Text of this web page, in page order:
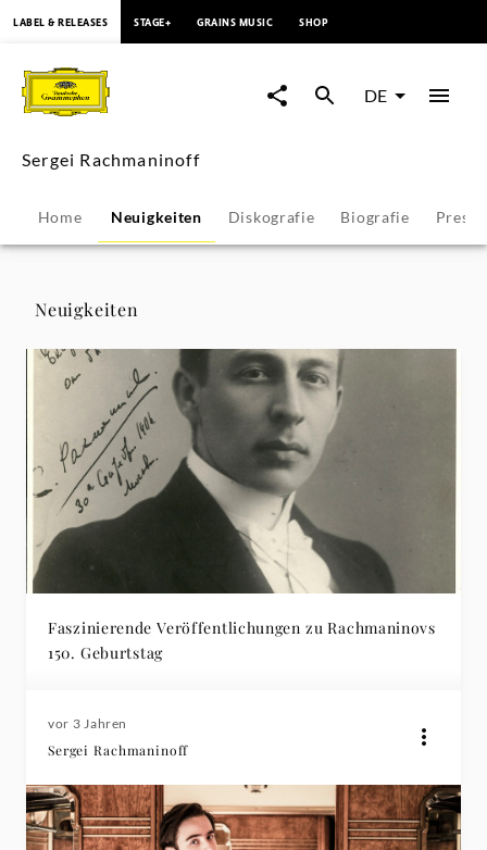
Rachmaninoff
Neuigkeiten
|
Deutsche
Grammophon
LABEL & RELEASES STAGE+ GRAINS MUSIC SHOP
DE
Sergei Rachmaninoff
Home Neuigkeiten Diskografie Biografie
Neuigkeiten
Faszinierende Veröffentlichungen zu Rachmaninovs
150. Geburtstag
vor 3 Jahren
Sergei Rachmaninoff